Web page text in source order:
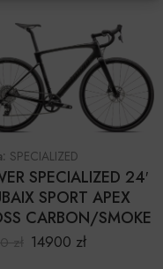
SPECIALIZED
SPECIALIZED 24′
SPORT APEX
CARBON/SMOKE
zł 14900 zł